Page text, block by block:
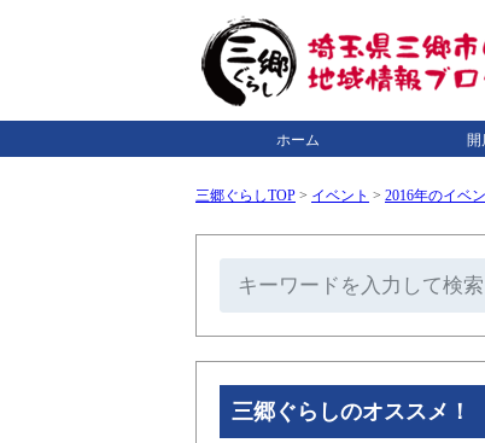
ホーム 開
三郷ぐらしTOP > イベント > 2016年のイベ
三郷ぐらしのオススメ！